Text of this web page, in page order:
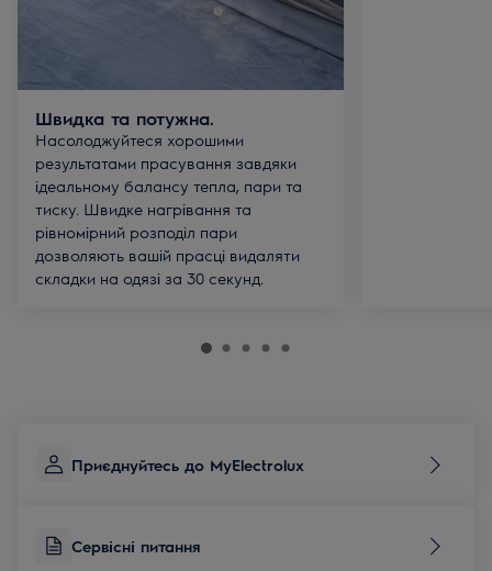
Швидка та потужна.
Насолоджуйтеся хорошими
результатами прасування завдяки
ідеальному балансу тепла, пари та
тиску. Швидке нагрівання та
рівномірний розподіл пари
дозволяють вашій прасці видаляти
складки на одязі за 30 секунд.
Приєднуйтесь до MyElectrolux
Сервісні питання